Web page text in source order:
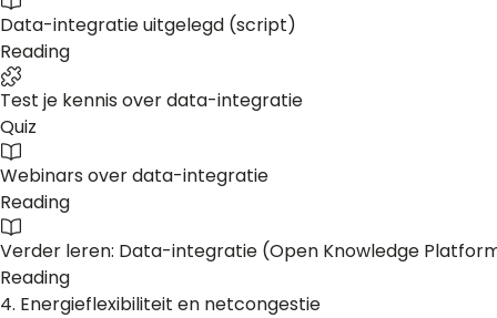
Data-integratie uitgelegd (script)
Reading
Test je kennis over data-integratie
Quiz
Webinars over data-integratie
Reading
Verder leren: Data-integratie (Open Knowledge
Reading
4. Energieflexibiliteit en netcongestie